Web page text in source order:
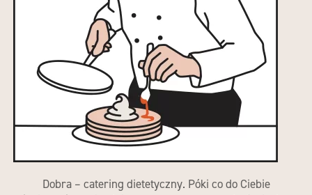
Dobra – catering dietetyczny. Póki co do Ciebie